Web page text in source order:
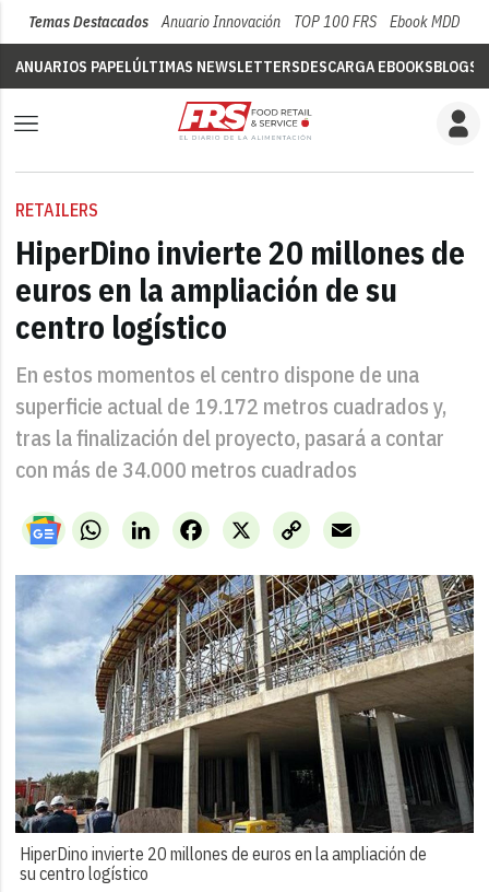
Temas Destacados Anuario Innovación TOP 100 FRS Ebook MDD
ANUARIOS PAPELÚLTIMAS NEWSLETTERSDESCARGA EBOOKSBLOGS
RETAILERS
HiperDino invierte 20 millones de
euros en la ampliación de su
centro logístico
En estos momentos el centro dispone de una
superficie actual de 19.172 metros cuadrados y,
tras la finalización del proyecto, pasará a contar
con más de 34.000 metros cuadrados
WhatsAppLinkedIn X
Facebook
Copy
Link
Email
HiperDino invierte 20 millones de euros en la ampliación de
su centro logístico